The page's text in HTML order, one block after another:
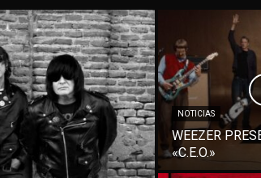
NOTICIAS
WEEZER
«C.E.O.»